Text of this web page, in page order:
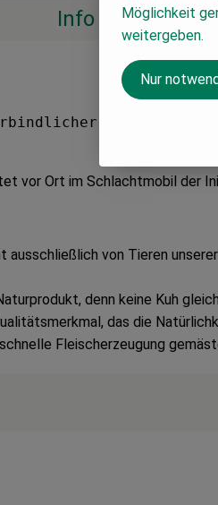
Info
vor Ort im Schlachtmobil der
von Tieren
denn keine Kuh
das die
Fleischerzeugung
Möglichkeit
weitergeben.
Nur